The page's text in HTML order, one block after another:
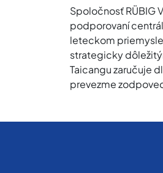
Spoločnosť RÜBIG
podporovaní
leteckom
strategicky
Taicangu zaručuje
prevezme